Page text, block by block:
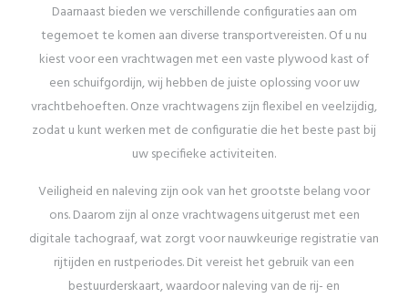
Daarnaast bieden we verschillende configuraties aan om
tegemoet te komen aan diverse transportvereisten. Of u nu
kiest voor een vrachtwagen met een vaste plywood kast of
een schuifgordijn, wij hebben de juiste oplossing voor uw
vrachtbehoeften. Onze vrachtwagens zijn flexibel en veelzijdig,
zodat u kunt werken met de configuratie die het beste past bij
uw specifieke activiteiten.
Veiligheid en naleving zijn ook van het grootste belang voor
ons. Daarom zijn al onze vrachtwagens uitgerust met een
digitale tachograaf, wat zorgt voor nauwkeurige registratie van
rijtijden en rustperiodes. Dit vereist het gebruik van een
bestuurderskaart, waardoor naleving van de rij- en